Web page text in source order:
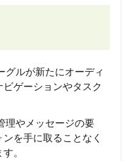
グルが新たにオーディ
ゲーションやタスク
理やメッセージの要
を手に取ることなく
。